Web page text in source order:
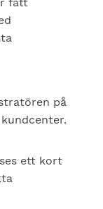
på
ett kort